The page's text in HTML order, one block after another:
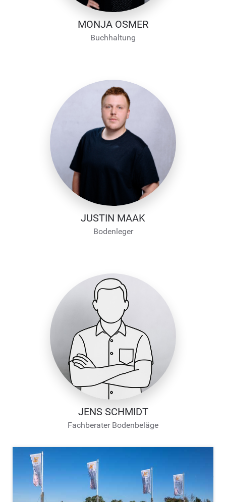
MONJA OSMER
Buchhaltung
JUSTIN MAAK
Bodenleger
JENS SCHMIDT
Fachberater Bodenbeläge